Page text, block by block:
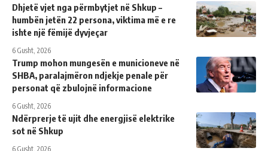
Dhjetë vjet nga përmbytjet në Shkup –
humbën jetën 22 persona, viktima më e re
ishte një fëmijë dyvjeçar
6 Gusht, 2026
Trump mohon mungesën e municioneve në
SHBA, paralajmëron ndjekje penale për
personat që zbulojnë informacione
6 Gusht, 2026
Ndërprerje të ujit dhe energjisë elektrike
sot në Shkup
6 Gusht, 2026